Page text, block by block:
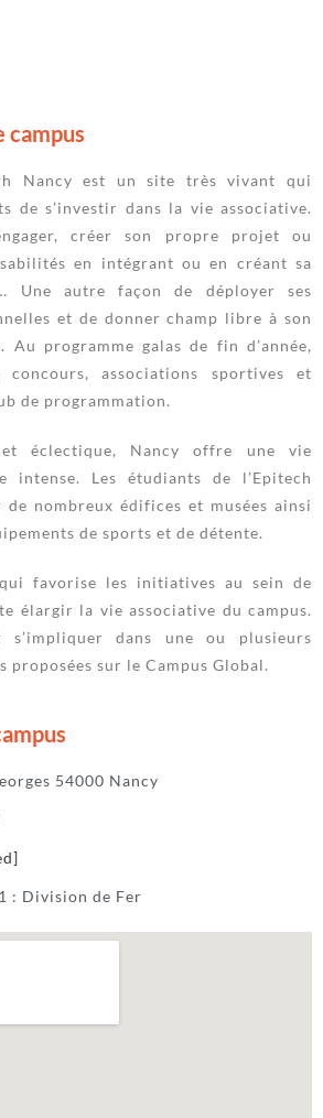
campus
Nancy est un site très vivant qui
de s’investir dans la vie associative.
créer son propre projet ou
en intégrant ou en créant sa
Une autre façon de déployer ses
et de donner champ libre à son
Au programme galas de fin d’année,
associations sportives et
de programmation.
éclectique, Nancy offre une vie
intense. Les étudiants de l’Epitech
nombreux édifices et musées ainsi
de sports et de détente.
favorise les initiatives au sein de
élargir la vie associative du campus.
s’impliquer dans une ou plusieurs
sur le Campus Global.
54000 Nancy
: Division de Fer